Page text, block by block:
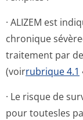
· ALIZEM est
chronique
traitement par
(voirrubrique 4.1
· Le risque de
pour toutesles